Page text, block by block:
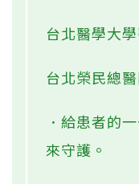
台北醫學大
台北榮民總
．給患者的
來守護。